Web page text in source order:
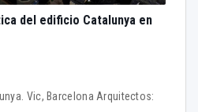
del edificio Catalunya en
Vic, Barcelona Arquitectos: